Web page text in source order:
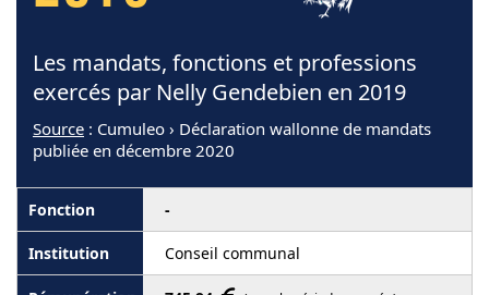
Les mandats, fonctions et professions
exercés par Nelly Gendebien en 2019
Source : Cumuleo › Déclaration wallonne de mandats
publiée en décembre 2020
-
Conseil communal